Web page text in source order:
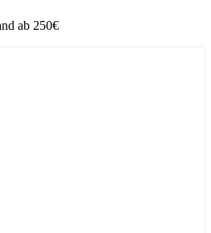
ab 250€